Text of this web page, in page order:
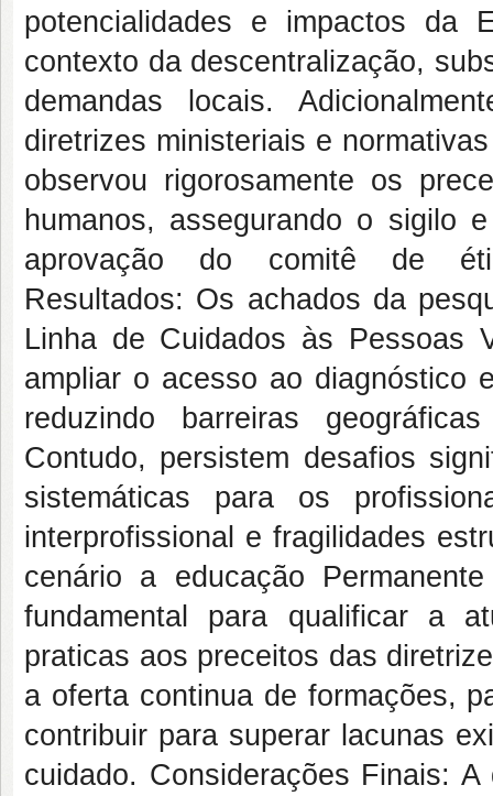
potencialidades e impactos da
contexto da descentralização,
demandas locais.
diretrizes ministeriais e
observou rigorosamente os
humanos, assegurando o sigilo
aprovação do comitê de
Resultados: Os achados da
Linha de Cuidados às Pessoas
ampliar o acesso ao diagnóstico
reduzindo barreiras
Contudo, persistem desafios
sistemáticas para os
interprofissional e fragilidades
cenário a educação
fundamental para qualificar a
praticas aos preceitos das
a oferta continua de formações,
contribuir para superar lacunas
cuidado. Considerações Finais: